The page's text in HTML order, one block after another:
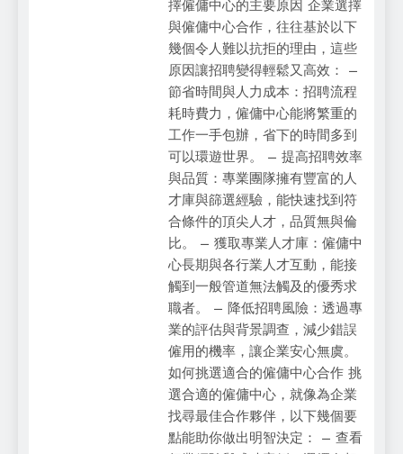
擇僱傭中心的主要原因 企業選擇
與僱傭中心合作，往往基於以下
幾個令人難以抗拒的理由，這些
原因讓招聘變得輕鬆又高效： –
節省時間與人力成本：招聘流程
耗時費力，僱傭中心能將繁重的
工作一手包辦，省下的時間多到
可以環遊世界。 – 提高招聘效率
與品質：專業團隊擁有豐富的人
才庫與篩選經驗，能快速找到符
合條件的頂尖人才，品質無與倫
比。 – 獲取專業人才庫：僱傭中
心長期與各行業人才互動，能接
觸到一般管道無法觸及的優秀求
職者。 – 降低招聘風險：透過專
業的評估與背景調查，減少錯誤
僱用的機率，讓企業安心無虞。
如何挑選適合的僱傭中心合作 挑
選合適的僱傭中心，就像為企業
找尋最佳合作夥伴，以下幾個要
點能助你做出明智決定： – 查看